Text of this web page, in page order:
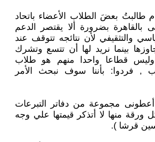
طالبتُ بعضَ الطلاب الأعضاء باتحاد
بالقاهرة بضرورة ألا يقتصر الدعم
والتثقيفي لأن نتائجه تتوقف عند
بينما نريد لها أن تتسع وتشرك
وليس قطاعا واحدا منهم هو طلاب
, فردوا: بأننا سوف نبحث الأمر
مجموعة من دفاتر التبرعات
ورقة منها لا أتذكر قيمتها علي وجه
قرشا ).